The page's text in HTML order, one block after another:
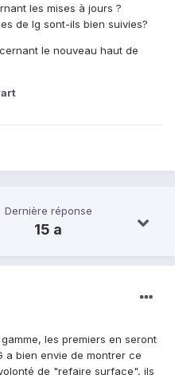
les mises à jours ?
de lg sont-ils bien suivies?
le nouveau haut de
Dernière réponse
15 a
les premiers en seront
a bien envie de montrer ce
de "refaire surface", ils